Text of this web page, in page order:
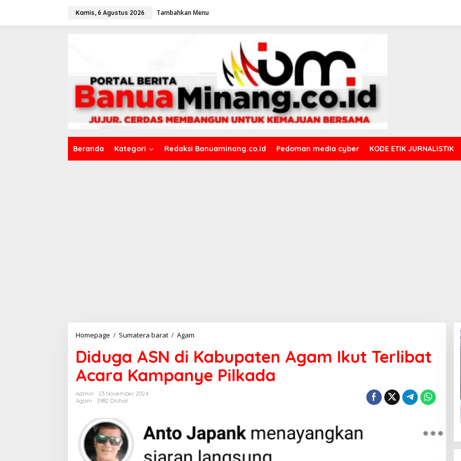
Kamis, 6 Agustus 2026 Tambahkan Menu
Beranda Kategori Redaksi Banuaminang.co.id Pedoman media cyber KODE ETIK JURNALISTIK
Homepage / Sumatera barat / Agam
d
u
g
a
i
K
Diduga ASN di Kabupaten Agam Ikut Terlibat
Acara Kampanye Pilkada
Admin
23 November 2024
Agam
3982 Dilihat